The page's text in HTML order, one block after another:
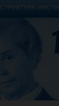
СТРУКТУРА